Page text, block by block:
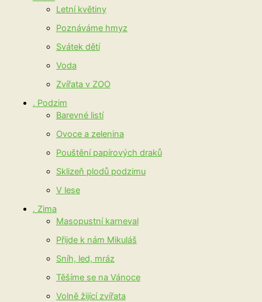
Letní květiny
Poznáváme hmyz
Svátek dětí
Voda
Zvířata v ZOO
. Podzim
Barevné listí
Ovoce a zelenina
Pouštění papírových draků
Sklizeň plodů podzimu
V lese
. Zima
Masopustní karneval
Přijde k nám Mikuláš
Sníh, led, mráz
Těšíme se na Vánoce
Volně žijící zvířata